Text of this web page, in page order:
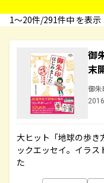
1〜20件/291件中 を表示
御
末
御朱
大ヒット「地球の歩き
ックエッセイ。イラ
た